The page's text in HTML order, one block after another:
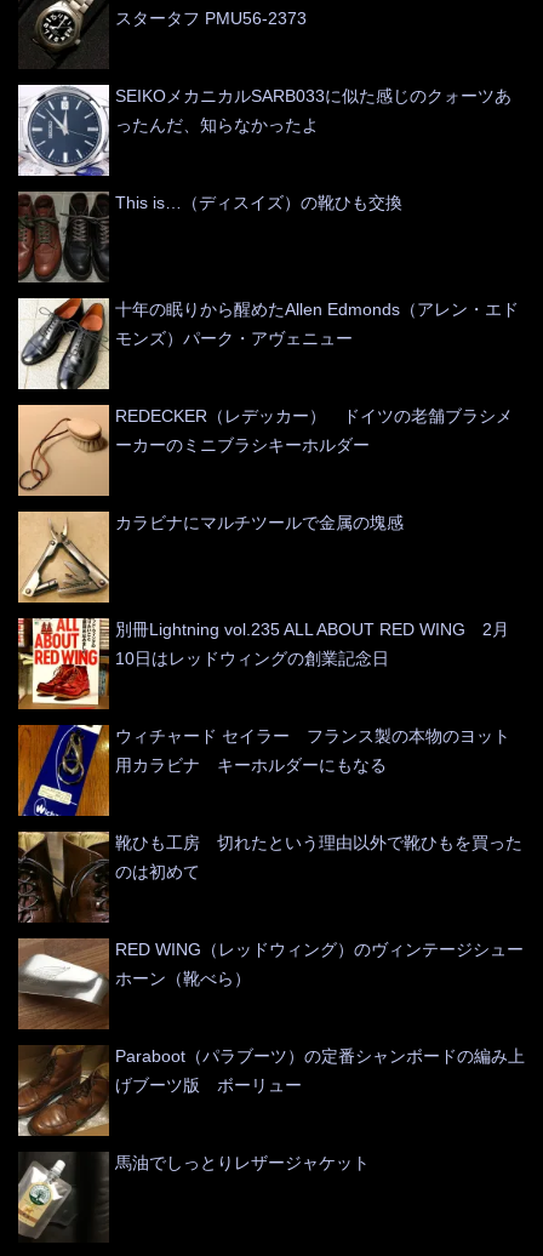
スタータフ PMU56-2373
SEIKOメカニカルSARB033に似た感じのクォーツあ
ったんだ、知らなかったよ
This is…（ディスイズ）の靴ひも交換
十年の眠りから醒めたAllen Edmonds（アレン・エド
モンズ）パーク・アヴェニュー
REDECKER（レデッカー） ドイツの老舗ブラシメ
ーカーのミニブラシキーホルダー
カラビナにマルチツールで金属の塊感
別冊Lightning vol.235 ALL ABOUT RED WING 2月
10日はレッドウィングの創業記念日
ウィチャード セイラー フランス製の本物のヨット
用カラビナ キーホルダーにもなる
靴ひも工房 切れたという理由以外で靴ひもを買った
のは初めて
RED WING（レッドウィング）のヴィンテージシュー
ホーン（靴べら）
Paraboot（パラブーツ）の定番シャンボードの編み上
げブーツ版 ボーリュー
馬油でしっとりレザージャケット